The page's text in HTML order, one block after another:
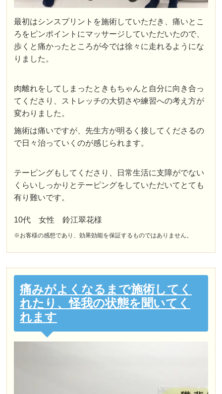
最初はシンスプリントを施術していただき、痛いとこ
ろをピンポイントにマッサージしていただいたので、
歩くと痛かったところが今では徐々に走れるようにな
りました。
肉離れをしてしまったときもちゃんと自分に向き合っ
てくださり、ストレッチの大切さや練習への考え方が
変わりました。
施術は痛いですが、先生方が明るく接してくださるの
で日々治っていくのが感じられます。
テーピングもしてくださり、日常生活に支障がでない
くらいしっかりとテーピングをしていただいてとても
有り難いです。
10代 女性 鈴江翠花様
※お客様の感想であり、効果効能を保証するものではありません。
痛みがよくなるまで施術してく
れたり、怪我の状態を聞いてく
れます